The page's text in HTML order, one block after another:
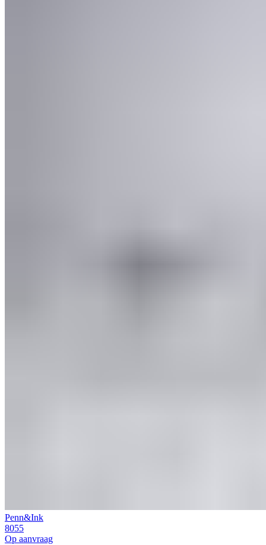
Penn&Ink
8055
Op aanvraag